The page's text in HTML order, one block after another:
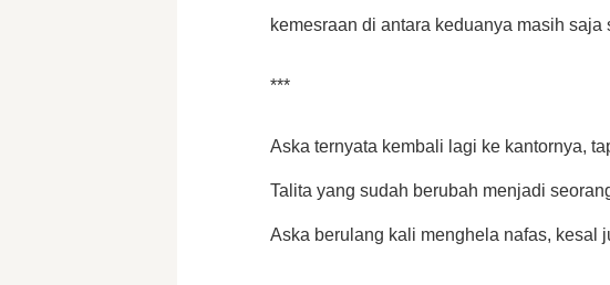
kemesraan di antara keduanya masih saja
***
Aska ternyata kembali lagi ke kantornya,
Talita yang sudah berubah menjadi
Aska berulang kali menghela nafas, kesal